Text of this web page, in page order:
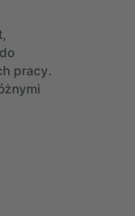
pracy.